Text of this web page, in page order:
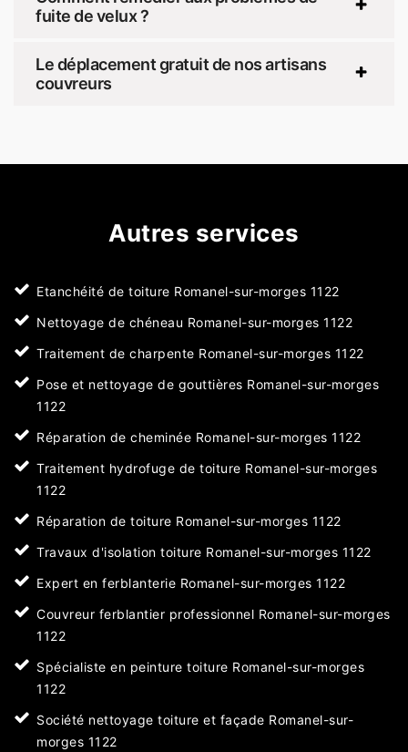
fuite de velux ?
Le déplacement gratuit de nos artisans
couvreurs
Autres services
Etanchéité de toiture Romanel-sur-morges 1122
Nettoyage de chéneau Romanel-sur-morges 1122
Traitement de charpente Romanel-sur-morges 1122
Pose et nettoyage de gouttières Romanel-sur-morges
1122
Réparation de cheminée Romanel-sur-morges 1122
Traitement hydrofuge de toiture Romanel-sur-morges
1122
Réparation de toiture Romanel-sur-morges 1122
Travaux d'isolation toiture Romanel-sur-morges 1122
Expert en ferblanterie Romanel-sur-morges 1122
Couvreur ferblantier professionnel Romanel-sur-morges
1122
Spécialiste en peinture toiture Romanel-sur-morges
1122
Société nettoyage toiture et façade Romanel-sur-
morges 1122